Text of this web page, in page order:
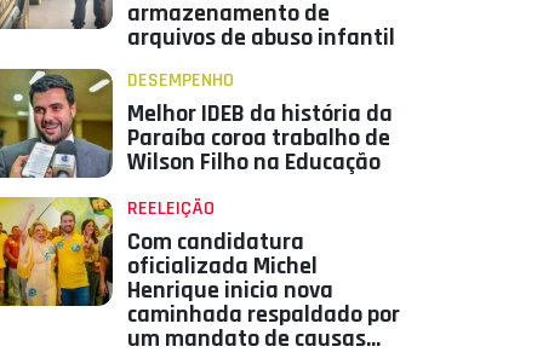
armazenamento de
arquivos de abuso infantil
DESEMPENHO
Melhor IDEB da história da
Paraíba coroa trabalho de
Wilson Filho na Educação
REELEIÇÃO
Com candidatura
oficializada Michel
Henrique inicia nova
caminhada respaldado por
um mandato de causas